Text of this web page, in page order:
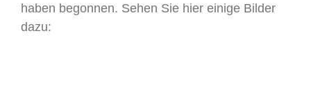
haben begonnen. Sehen Sie hier einige Bilder
dazu: